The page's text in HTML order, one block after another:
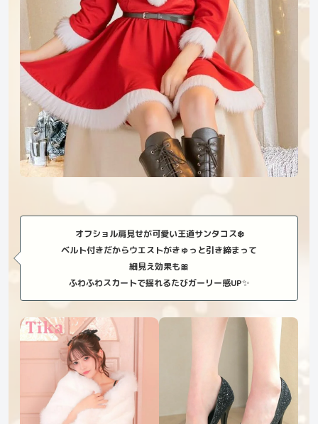
オフショル肩見せが可愛い王道サンタコス❄️
ベルト付きだからウエストがきゅっと引き締まって
細見え効果も🎀
ふわふわスカートで揺れるたびガーリー感UP✨